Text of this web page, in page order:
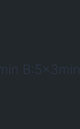
B:5x3min